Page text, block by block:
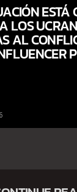
LOS
AL